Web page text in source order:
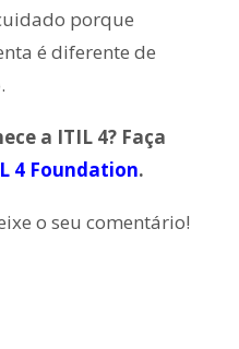
porque
é diferente de
a ITIL 4? Faça
4 Foundation.
o seu comentário!